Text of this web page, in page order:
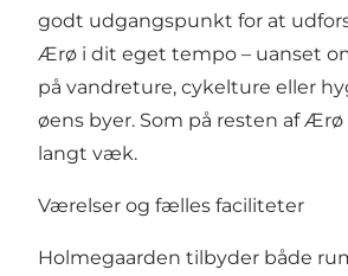
godt udgangspunkt for at
Ærø i dit eget tempo – uanset
på vandreture, cykelture eller
øens byer. Som på resten af
langt væk.
Værelser og fælles faciliteter
Holmegaarden tilbyder både